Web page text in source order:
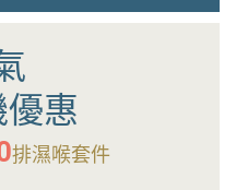
惠
排濕喉套件